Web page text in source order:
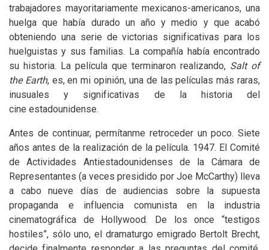
trabajadores mayoritariamente mexicanos-americanos, una
huelga que había durado un año y medio y que acabó
obteniendo una serie de victorias significativas para los
huelguistas y sus familias. La compañía había encontrado
su historia. La película que terminaron realizando, Salt of
the Earth, es, en mi opinión, una de las películas más raras,
inusuales y significativas de la historia del
cine estadounidense.
Antes de continuar, permítanme retroceder un poco. Siete
años antes de la realización de la película. 1947. El Comité
de Actividades Antiestadounidenses de la Cámara de
Representantes (a veces presidido por Joe McCarthy) lleva
a cabo nueve días de audiencias sobre la supuesta
propaganda e influencia comunista en la industria
cinematográfica de Hollywood. De los once “testigos
hostiles”, sólo uno, el dramaturgo emigrado Bertolt Brecht,